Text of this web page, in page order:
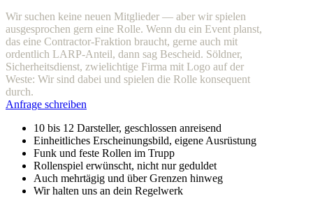
Wir suchen keine neuen Mitglieder — aber wir spielen
ausgesprochen gern eine Rolle. Wenn du ein Event planst,
das eine Contractor-Fraktion braucht, gerne auch mit
ordentlich LARP-Anteil, dann sag Bescheid. Söldner,
Sicherheitsdienst, zwielichtige Firma mit Logo auf der
Weste: Wir sind dabei und spielen die Rolle konsequent
durch.
Anfrage schreiben
10 bis 12 Darsteller, geschlossen anreisend
Einheitliches Erscheinungsbild, eigene Ausrüstung
Funk und feste Rollen im Trupp
Rollenspiel erwünscht, nicht nur geduldet
Auch mehrtägig und über Grenzen hinweg
Wir halten uns an dein Regelwerk